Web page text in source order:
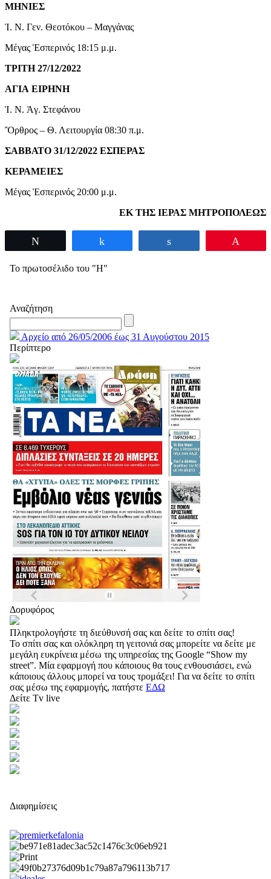
ΜΗΝΙΕΣ
Ἱ. Ν. Γεν. Θεοτόκου – Μαγγάνας
Μέγας Ἑσπερινός 18:15 μ.μ.
ΤΡΙΤΗ 27/12/2022
ΑΓΙΑ ΕΙΡΗΝΗ
Ἱ. Ν. Ἁγ. Στεφάνου
Ὂρθρος – Θ. Λειτουργία 08:30 π.μ.
ΣΑΒΒΑΤΟ 31/12/2022 ΕΣΠΕΡΑΣ
ΚΕΡΑΜΕΙΕΣ
Μέγας Ἑσπερινός 20:00 μ.μ.
ΕΚ ΤΗΣ ΙΕΡΑΣ ΜΗΤΡΟΠΟΛΕΩΣ
Το πρωτοσέλιδο του "Η"
Αναζήτηση
Αρχείο από 26/05/2006 έως 31 Αυγούστου 2015
Περίπτερο
Δορυφόρος
Πληκτρολογήστε τη διεύθυνσή σας και δείτε το σπίτι σας!
Το σπίτι σας και ολόκληρη τη γειτονιά σας μπορείτε να δείτε με
μεγάλη ευκρίνεια μέσω της υπηρεσίας της Google “Show my
street”. Μία εφαρμογή που κάποιους θα τους ενθουσιάσει, ενώ
κάποιους άλλους μπορεί να τους τρομάξει! Για να δείτε το σπίτι
σας μέσω της εφαρμογής, πατήστε ΕΔΩ
Δείτε Tv live
Διαφημίσεις